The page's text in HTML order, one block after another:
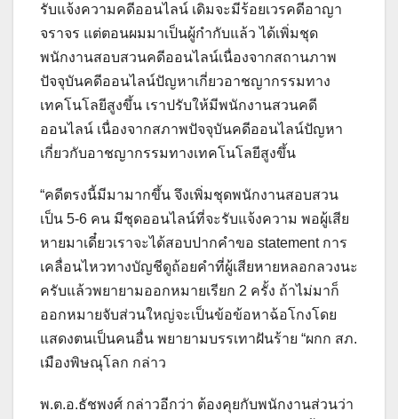
รับแจ้งความคดีออนไลน์ เดิมจะมีร้อยเวรคดีอาญา
จราจร แต่ตอนผมมาเป็นผู้กำกับแล้ว ได้เพิ่มชุด
พนักงานสอบสวนคดีออนไลน์เนื่องจากสถานภาพ
ปัจจุบันคดีออนไลน์ปัญหาเกี่ยวอาชญากรรมทาง
เทคโนโลยีสูงขึ้น เราปรับให้มีพนักงานสวนคดี
ออนไลน์ เนื่องจากสภาพปัจจุบันคดีออนไลน์ปัญหา
เกี่ยวกับอาชญากรรมทางเทคโนโลยีสูงขึ้น
“คดีตรงนี้มีมามากขึ้น จึงเพิ่มชุดพนักงานสอบสวน
เป็น 5-6 คน มีชุดออนไลน์ที่จะรับแจ้งความ พอผู้เสีย
หายมาเดี๋ยวเราจะได้สอบปากคำขอ statement การ
เคลื่อนไหวทางบัญชีดูถ้อยคำที่ผู้เสียหายหลอกลวงนะ
ครับแล้วพยายามออกหมายเรียก 2 ครั้ง ถ้าไม่มาก็
ออกหมายจับส่วนใหญ่จะเป็นข้อข้อหาฉ้อโกงโดย
แสดงตนเป็นคนอื่น พยายามบรรเทาฝันร้าย “ผกก สภ.
เมืองพิษณุโลก กล่าว
พ.ต.อ.ธัชพงศ์ กล่าวอีกว่า ต้องคุยกับพนักงานส่วนว่า